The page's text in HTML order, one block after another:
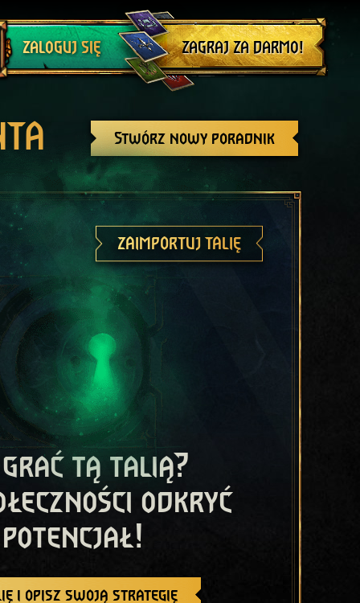
ZALOGUJ SIĘ
Wyloguj się
ZAGRAJ ZA DARMO!
Stwórz nowy poradnik
ZAIMPORTUJ TALIĘ
grać tą talią?
odkryć
i opisz swoją strategię